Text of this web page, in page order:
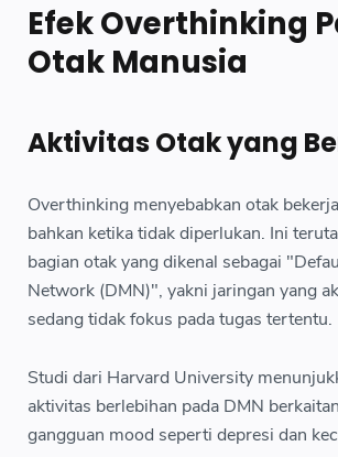
Efek Overthinking
Otak Manusia
Aktivitas Otak yang
Overthinking menyebabkan otak
bahkan ketika tidak diperlukan. Ini
bagian otak yang dikenal sebagai
Network (DMN)", yakni jaringan yang
sedang tidak fokus pada tugas tertentu.
Studi dari Harvard University
aktivitas berlebihan pada DMN
gangguan mood seperti depresi dan